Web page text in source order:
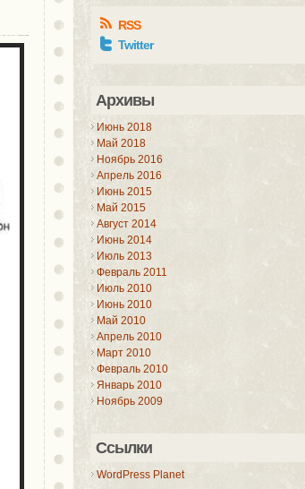
RSS
Twitter
Архивы
Июнь 2018
Май 2018
Ноябрь 2016
Апрель 2016
Июнь 2015
Май 2015
Август 2014
Июнь 2014
Июль 2013
Февраль 2011
Июль 2010
Июнь 2010
Май 2010
Апрель 2010
Март 2010
Февраль 2010
Январь 2010
Ноябрь 2009
Ссылки
WordPress Planet